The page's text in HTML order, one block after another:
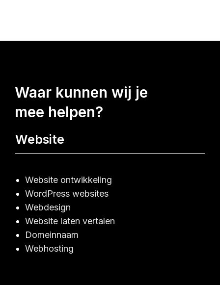
waar kunnen wij je
mee helpen?
Website
Website ontwikkeling
WordPress websites
Webdesign
Website laten vertalen
Domeinnaam
Webhosting